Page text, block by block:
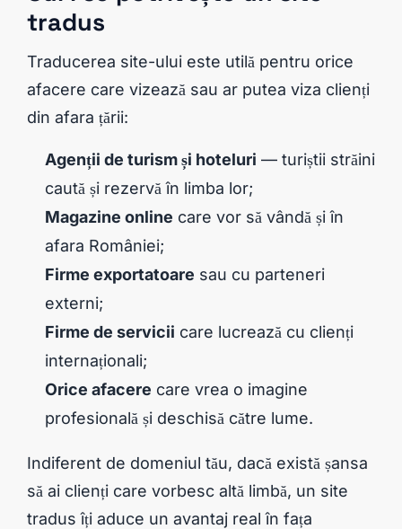
tradus
Traducerea site-ului este utilă pentru orice
afacere care vizează sau ar putea viza clienți
din afara țării:
Agenții de turism și hoteluri — turiștii străini
caută și rezervă în limba lor;
Magazine online care vor să vândă și în
afara României;
Firme exportatoare sau cu parteneri
externi;
Firme de servicii care lucrează cu clienți
internaționali;
Orice afacere care vrea o imagine
profesională și deschisă către lume.
Indiferent de domeniul tău, dacă există șansa
să ai clienți care vorbesc altă limbă, un site
tradus îți aduce un avantaj real în fața